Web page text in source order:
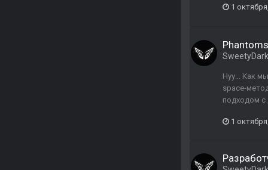
1
Нуу... Как
space-
подходом с
1